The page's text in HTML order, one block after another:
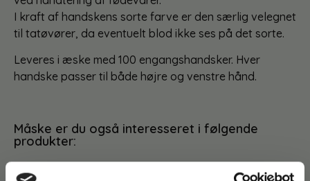
I kraft af handskens sorte farve er den særlig velegnet
til tatøvører, da eventuelt blod ikke ses på det sorte.
Leveres i æske med 100 engangshandsker. Hver
handske passer til både højre og venstre hånd.
Måske er du også interesseret i følgende
produkter:
Du kunne også være interesseret i…